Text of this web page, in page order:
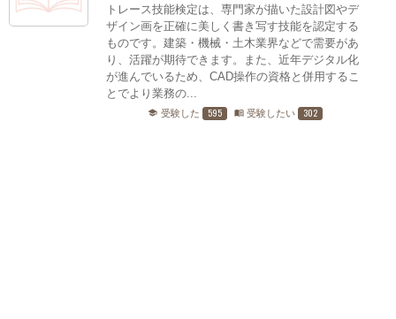
トレース技能検定は、専門家が描いた設計図やデ
ザイン画を正確に美しく書き写す技能を認定する
ものです。建築・機械・土木業界などで需要があ
り、活躍が期待できます。また、近年デジタル化
が進んでいるため、CAD操作の資格と併用するこ
とでより業務の...
school 受験した 595 menu_book 受験したい 302